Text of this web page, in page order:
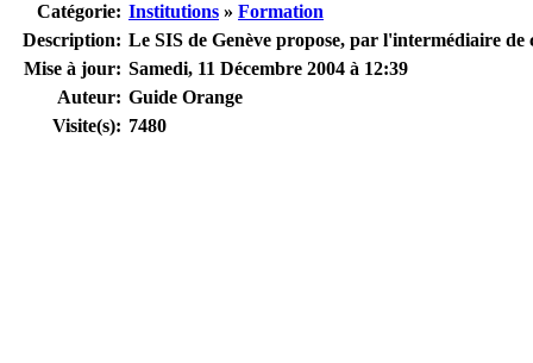
Catégorie: Institutions » Formation
Description: Le SIS de Genève propose, par l'intermédiaire de
Mise à jour: Samedi, 11 Décembre 2004 à 12:39
Auteur: Guide Orange
Visite(s): 7480